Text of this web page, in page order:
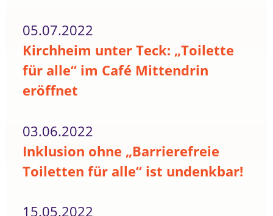
05.07.2022
Kirchheim unter Teck: „Toilette
für alle“ im Café Mittendrin
eröffnet
03.06.2022
Inklusion ohne „Barrierefreie
Toiletten für alle“ ist undenkbar!
15.05.2022